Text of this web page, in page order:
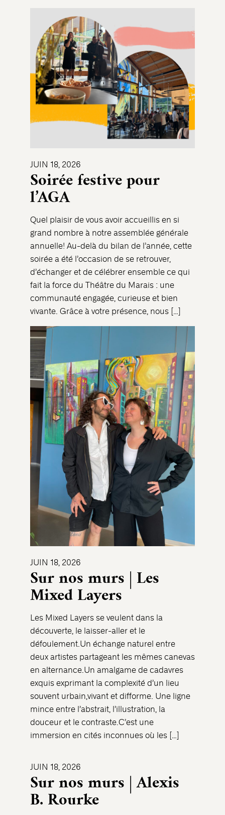
JUIN 18, 2026
Soirée festive pour
l’AGA
Quel plaisir de vous avoir accueillis en si
grand nombre à notre assemblée générale
annuelle! Au-delà du bilan de l’année, cette
soirée a été l’occasion de se retrouver,
d’échanger et de célébrer ensemble ce qui
fait la force du Théâtre du Marais : une
communauté engagée, curieuse et bien
vivante. Grâce à votre présence, nous […]
JUIN 18, 2026
Sur nos murs | Les
Mixed Layers
Les Mixed Layers se veulent dans la
découverte, le laisser-aller et le
défoulement.Un échange naturel entre
deux artistes partageant les mêmes canevas
en alternance.Un amalgame de cadavres
exquis exprimant la complexité d’un lieu
souvent urbain,vivant et difforme. Une ligne
mince entre l’abstrait, l’illustration, la
douceur et le contraste.C’est une
immersion en cités inconnues où les […]
JUIN 18, 2026
Sur nos murs | Alexis
B. Rourke